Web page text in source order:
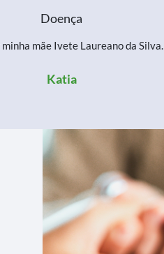
Doença
minha mãe Ivete Laureano da Silva.
Katia